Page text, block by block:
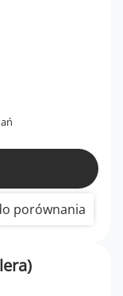
porównania